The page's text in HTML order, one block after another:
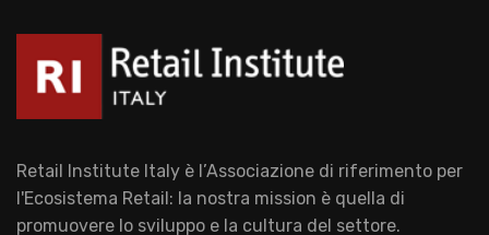
Retail Institute Italy è l’Associazione di riferimento per
l'Ecosistema Retail: la nostra mission è quella di
promuovere lo sviluppo e la cultura del settore.